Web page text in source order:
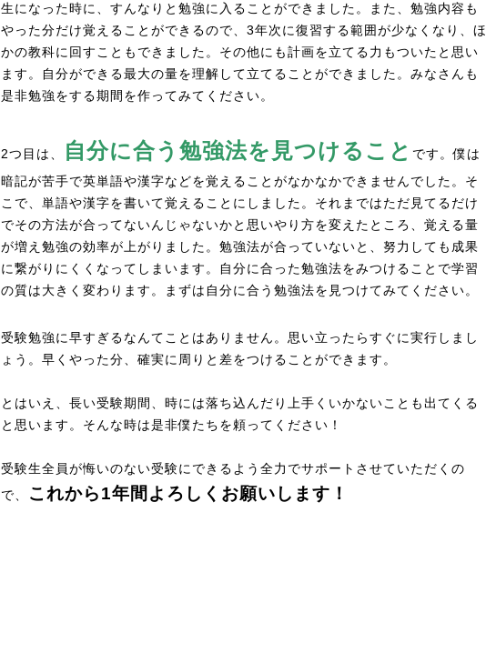
生になった時に、すんなりと勉強に入ることができました。また、勉強内容も
やった分だけ覚えることができるので、3年次に復習する範囲が少なくなり、ほ
かの教科に回すこともできました。その他にも計画を立てる力もついたと思い
ます。自分ができる最大の量を理解して立てることができました。みなさんも
是非勉強をする期間を作ってみてください。
2つ目は、 自分に合う勉強法を見つけること です。僕は
暗記が苦手で英単語や漢字などを覚えることがなかなかできませんでした。そ
こで、単語や漢字を書いて覚えることにしました。それまではただ見てるだけ
でその方法が合ってないんじゃないかと思いやり方を変えたところ、覚える量
が増え勉強の効率が上がりました。勉強法が合っていないと、努力しても成果
に繋がりにくくなってしまいます。自分に合った勉強法をみつけることで学習
の質は大きく変わります。まずは自分に合う勉強法を見つけてみてください。
受験勉強に早すぎるなんてことはありません。思い立ったらすぐに実行しまし
ょう。早くやった分、確実に周りと差をつけることができます。
とはいえ、長い受験期間、時には落ち込んだり上手くいかないことも出てくる
と思います。そんな時は是非僕たちを頼ってください！
受験生全員が悔いのない受験にできるよう全力でサポートさせていただくの
で、
これから1年間よろしくお願いします！